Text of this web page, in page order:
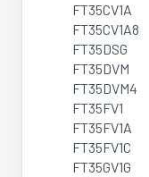
FT35CV1A
FT35CV1A8
FT35DSG
FT35DVM
FT35DVM4
FT35FV1
FT35FV1A
FT35FV1C
FT35GV1G